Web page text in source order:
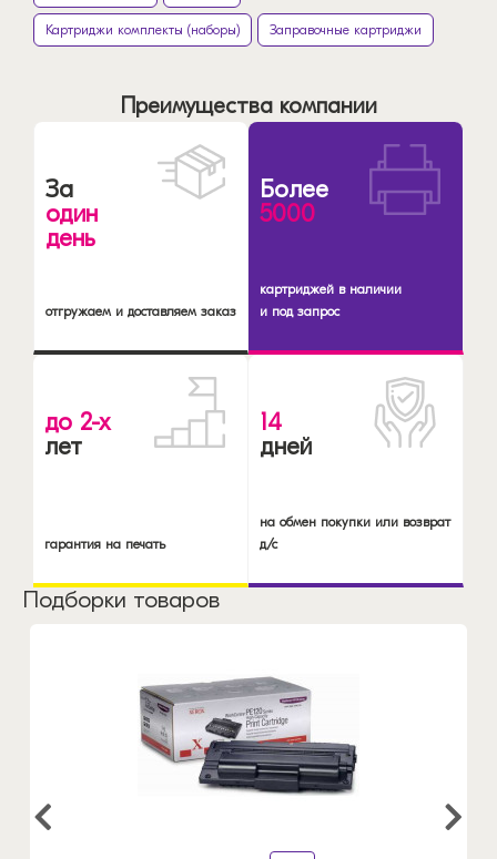
Картриджи комплекты (наборы) Заправочные картриджи
Преимущества компании
За
один
день
отгружаем и доставляем заказ
Более
5000
картриджей в наличии
и под запрос
до 2-х
лет
гарантия на печать
14
дней
на обмен покупки или возврат
д/с
Подборки товаров